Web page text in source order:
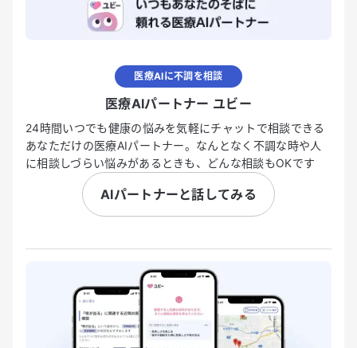
医療AIに不調を相談
医療AIパートナー ユビー
24時間いつでも健康の悩みを気軽にチャットで相談できる
あなただけの医療AIパートナー。なんとなく不調な時や人
に相談しづらい悩みがあるときも、どんな相談もOKです
AIパートナーと話してみる